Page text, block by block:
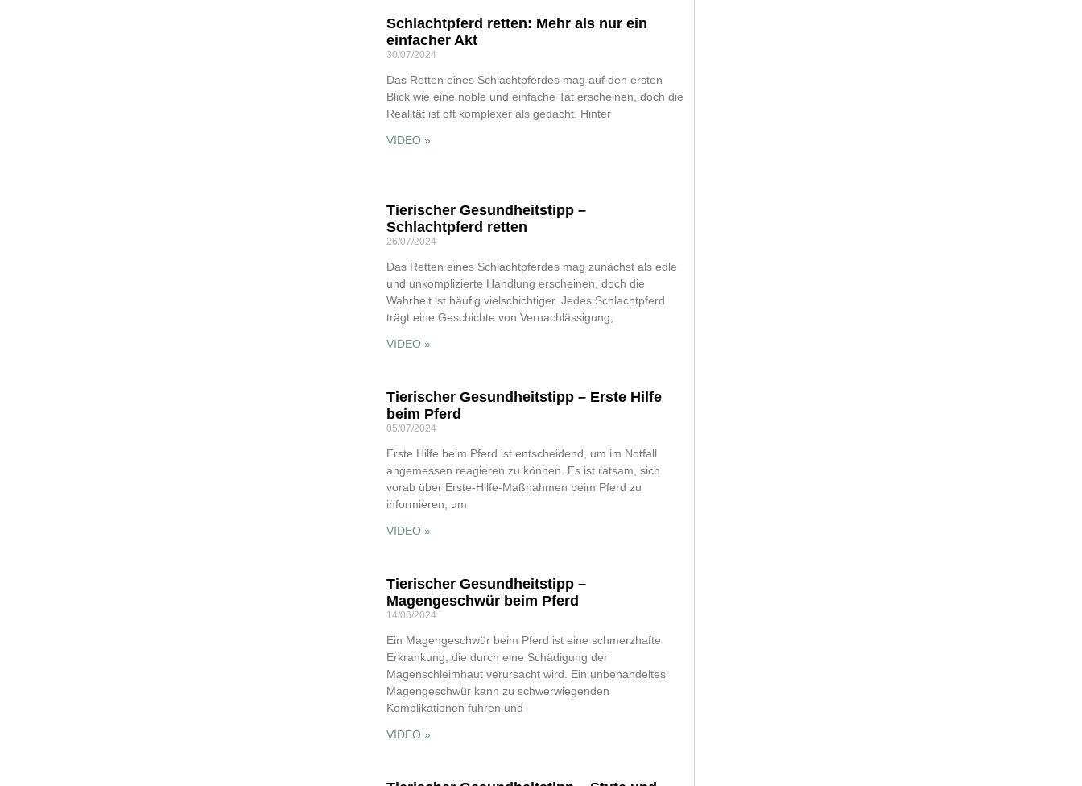
Schlachtpferd retten: Mehr als nur ein
einfacher Akt
30/07/2024
Das Retten eines Schlachtpferdes mag auf den ersten
Blick wie eine noble und einfache Tat erscheinen, doch die
Realität ist oft komplexer als gedacht. Hinter
VIDEO »
Tierischer Gesundheitstipp –
Schlachtpferd retten
26/07/2024
Das Retten eines Schlachtpferdes mag zunächst als edle
und unkomplizierte Handlung erscheinen, doch die
Wahrheit ist häufig vielschichtiger. Jedes Schlachtpferd
trägt eine Geschichte von Vernachlässigung,
VIDEO »
Tierischer Gesundheitstipp – Erste Hilfe
beim Pferd
05/07/2024
Erste Hilfe beim Pferd ist entscheidend, um im Notfall
angemessen reagieren zu können. Es ist ratsam, sich
vorab über Erste-Hilfe-Maßnahmen beim Pferd zu
informieren, um
VIDEO »
Tierischer Gesundheitstipp –
Magengeschwür beim Pferd
14/06/2024
Ein Magengeschwür beim Pferd ist eine schmerzhafte
Erkrankung, die durch eine Schädigung der
Magenschleimhaut verursacht wird. Ein unbehandeltes
Magengeschwür kann zu schwerwiegenden
Komplikationen führen und
VIDEO »